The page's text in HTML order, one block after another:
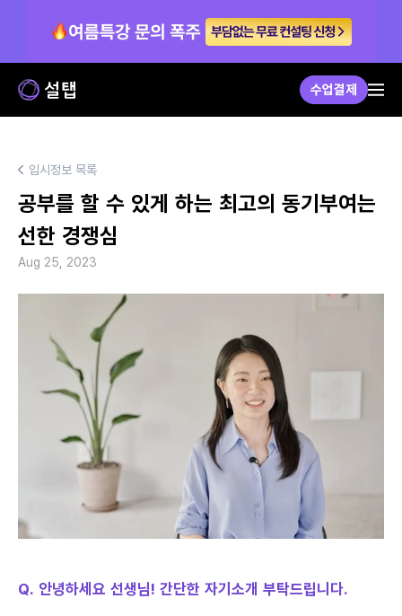
수업결제
입시정보 목록
공부를 할 수 있게 하는 최고의 동기부여는
선한 경쟁심
Aug 25, 2023
Q. 안녕하세요 선생님! 간단한 자기소개 부탁드립니다.